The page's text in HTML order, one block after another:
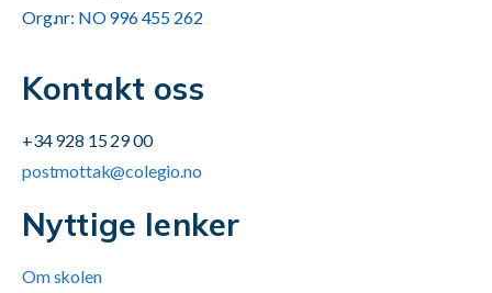
Org.nr: NO 996 455 262
Kontakt oss
+34 928 15 29 00
postmottak@colegio.no
Nyttige lenker
Om skolen